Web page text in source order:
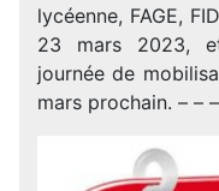
lycéenne, FAGE,
23 mars 2023,
journée de
mars prochain. – –